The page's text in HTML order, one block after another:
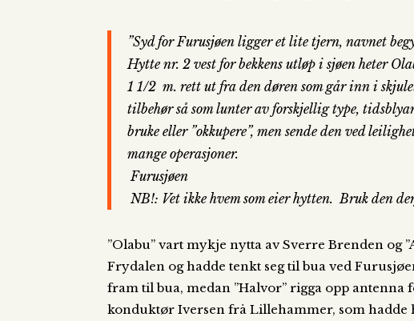
”Syd for Furusjøen ligger et lite tjern, navnet
Hytte nr. 2 vest for bekkens utløp i sjøen heter
1 1/2 m. rett ut fra den døren som går inn i
tilbehør så som lunter av forskjellig type,
bruke eller ”okkupere”, men sende den ved
mange operasjoner.
Furusjøen
NB!: Vet ikke hvem som eier hytten. Bruk den
”Olabu” vart mykje nytta av Sverre Brenden og
Frydalen og hadde tenkt seg til bua ved
fram til bua, medan ”Halvor” rigga opp
konduktør Iversen frå Lillehammer, som hadde